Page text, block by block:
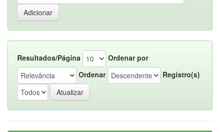
Resultados/Página
Ordenar por
Ordenar
Registro(s)